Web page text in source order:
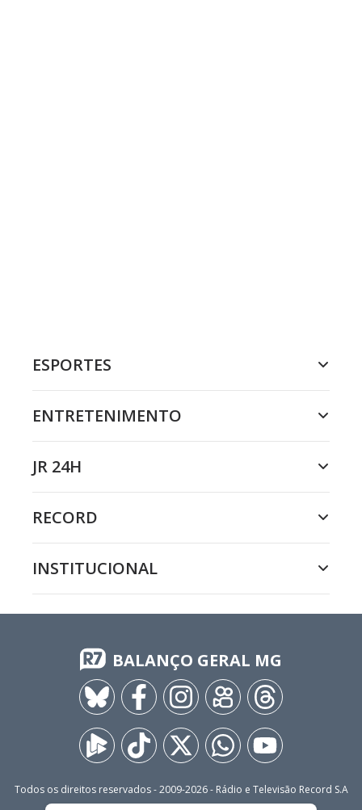
ESPORTES
ENTRETENIMENTO
JR 24H
RECORD
INSTITUCIONAL
BALANÇO GERAL MG
Todos os direitos reservados - 2009-2026- Rádio e Televisão Record S.A